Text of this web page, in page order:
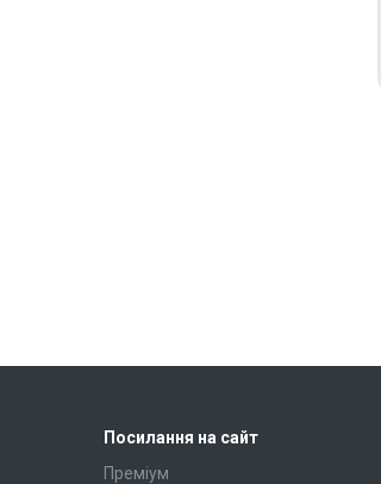
Посилання на сайт
Преміум